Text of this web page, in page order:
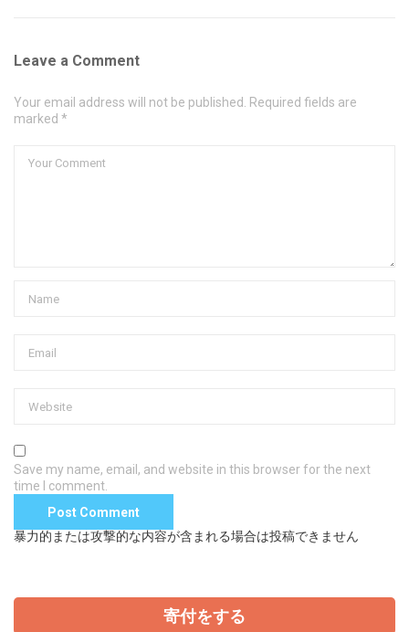
Leave a Comment
Your email address will not be published. Required fields are
marked *
Save my name, email, and website in this browser for the next
time I comment.
暴力的または攻撃的な内容が含まれる場合は投稿できません
寄付をする